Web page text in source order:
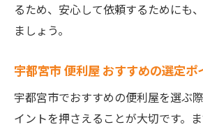
るため、安心して依頼するためにも
ましょう。
宇都宮市 便利屋 おすすめの選定ポ
宇都宮市でおすすめの便利屋を選ぶ
イントを押さえることが大切です。